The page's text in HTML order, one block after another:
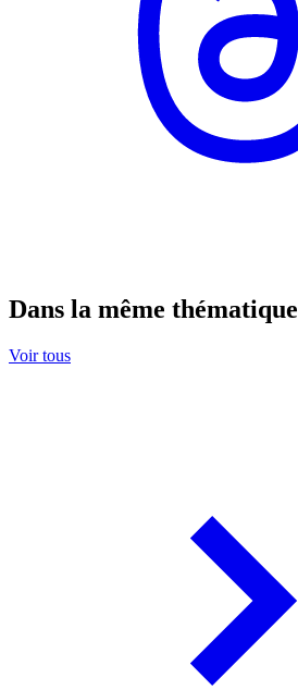
Dans la même thématique
Voir tous